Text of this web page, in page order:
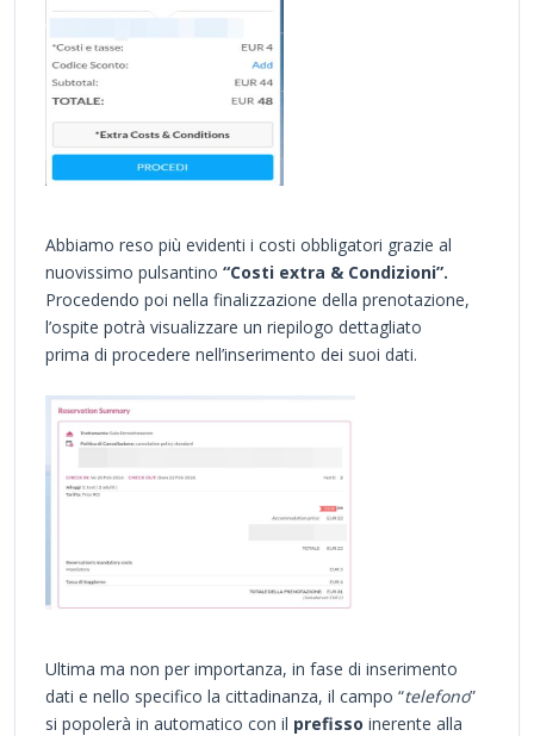
Abbiamo reso più evidenti i costi obbligatori grazie al
nuovissimo pulsantino “Costi extra & Condizioni”.
Procedendo poi nella finalizzazione della prenotazione,
l’ospite potrà visualizzare un riepilogo dettagliato
prima di procedere nell’inserimento dei suoi dati.
Ultima ma non per importanza, in fase di inserimento
dati e nello specifico la cittadinanza, il campo “telefono”
si popolerà in automatico con il prefisso inerente alla